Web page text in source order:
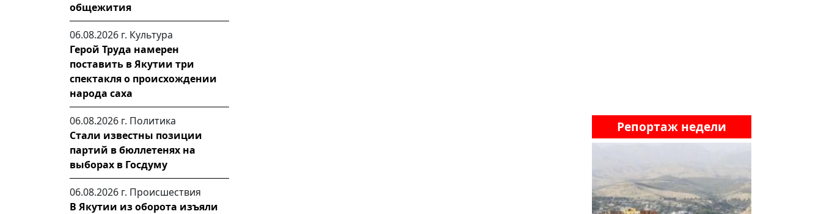
общежития
06.08.2026 г. Культура
Герой Труда намерен
поставить в Якутии три
спектакля о происхождении
народа саха
06.08.2026 г. Политика
Стали известны позиции
партий в бюллетенях на
выборах в Госдуму
06.08.2026 г. Происшествия
В Якутии из оборота изъяли
Репортаж недели